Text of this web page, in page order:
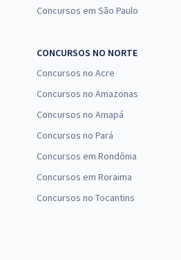
Concursos em São Paulo
CONCURSOS NO NORTE
Concursos no Acre
Concursos no Amazonas
Concursos no Amapá
Concursos no Pará
Concursos em Rondônia
Concursos em Roraima
Concursos no Tocantins